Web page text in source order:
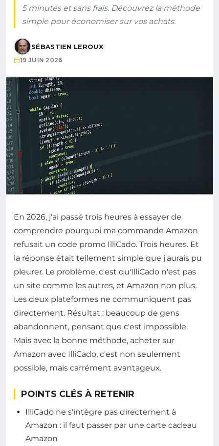
5 minutes et sans frais. Découvrez la méthode
simple pour économiser sur vos achats.
SÉBASTIEN LEROUX
19 JUIN 2026
En 2026, j'ai passé trois heures à essayer de
comprendre pourquoi ma commande Amazon
refusait un code promo IlliCado. Trois heures. Et
la réponse était tellement simple que j'aurais pu
pleurer. Le problème, c'est qu'IlliCado n'est pas
un site comme les autres, et Amazon non plus.
Les deux plateformes ne communiquent pas
directement. Résultat : beaucoup de gens
abandonnent, pensant que c'est impossible.
Mais avec la bonne méthode, acheter sur
Amazon avec IlliCado, c'est non seulement
possible, mais carrément avantageux.
POINTS CLÉS À RETENIR
IlliCado ne s'intègre pas directement à
Amazon : il faut passer par une carte cadeau
Amazon